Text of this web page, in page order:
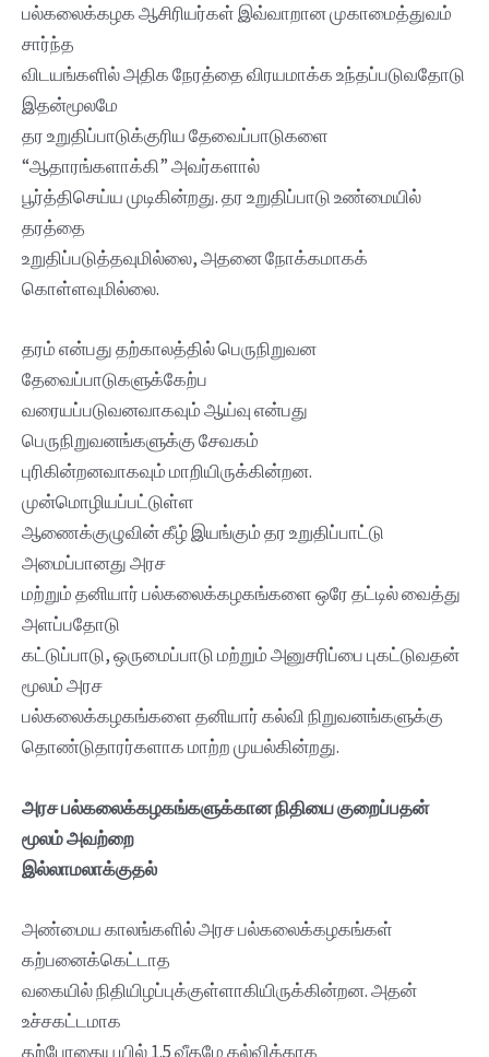
பல்கலைக்கழக ஆசிரியர்கள் இவ்வாறான முகாமைத்துவம்
சார்ந்த
விடயங்களில் அதிக நேரத்தை விரயமாக்க‌ உந்தப்படுவதோடு
இதன்மூலமே
தர உறுதிப்பாடுக்குரிய தேவைப்பாடுகளை
“ஆதாரங்களாக்கி” அவர்களால்
பூர்த்திசெய்ய முடிகின்றது. தர உறுதிப்பாடு உண்மையில்
தரத்தை
உறுதிப்படுத்தவுமில்லை, அதனை நோக்கமாகக்
கொள்ளவுமில்லை.
தரம் என்பது தற்காலத்தில் பெருநிறுவன
தேவைப்பாடுகளுக்கேற்ப
வரையப்படுவனவாகவும் ஆய்வு என்பது
பெருநிறுவனங்களுக்கு சேவகம்
புரிகின்றனவாகவும் மாறியிருக்கின்றன.
முன்மொழியப்பட்டுள்ள
ஆணைக்குழுவின் கீழ் இயங்கும் தர உறுதிப்பாட்டு
அமைப்பானது அரச
மற்றும் தனியார் பல்கலைக்கழகங்களை ஒரே தட்டில் வைத்து
அளப்பதோடு
கட்டுப்பாடு, ஒருமைப்பாடு மற்றும் அனுசரிப்பை புகட்டுவதன்
மூலம் அரச
பல்கலைக்கழகங்களை தனியார் கல்வி நிறுவனங்களுக்கு
தொண்டுதாரர்களாக மாற்ற முயல்கின்றது.
அரச பல்கலைக்கழகங்களுக்கான நிதியை குறைப்பதன்
மூலம் அவற்றை
இல்லாமலாக்குதல்
அண்மைய காலங்களில் அரச பல்கலைக்கழகங்கள்
கற்பனைக்கெட்டாத
வகையில் நிதியிழப்புக்குள்ளாகியிருக்கின்றன. அதன்
உச்சகட்டமாக
தற்போதைய யில் 1.5 வீதமே கல்விக்காக